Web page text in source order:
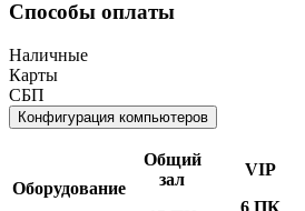
Способы оплаты
Наличные
Карты
СБП
Конфигурация компьютеров
Оборудование
Общий
зал
VIP
6 ПК